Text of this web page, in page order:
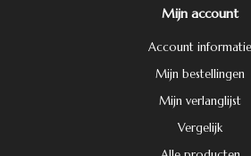
Mijn account
Account informatie
Mijn bestellingen
Mijn verlanglijst
Vergelijk